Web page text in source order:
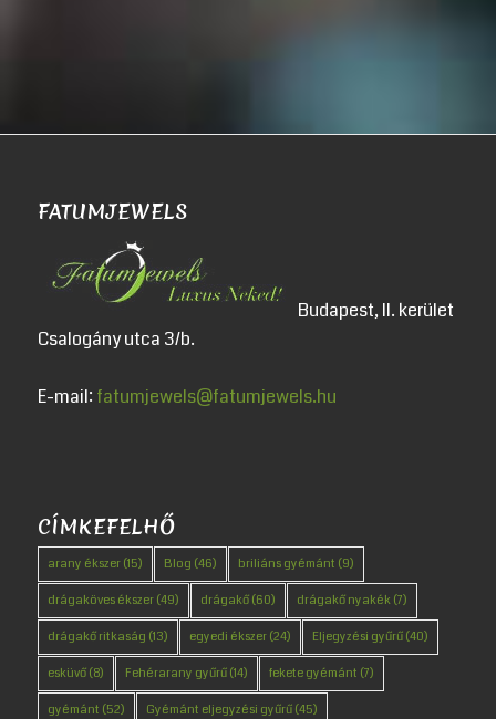
FATUMJEWELS
Budapest, II. kerület
Csalogány utca 3/b.
E-mail: fatumjewels@fatumjewels.hu
CÍMKEFELHŐ
arany ékszer(15) Blog (46) briliáns gyémánt (9)
drágaköves ékszer(49) drágakő(60) drágakő nyakék(7)
drágakő ritkaság (13) egyedi ékszer(24) Eljegyzési gyűrű(40)
esküvő(8) Fehérarany gyűrű(14) fekete gyémánt (7)
gyémánt (52) Gyémánt eljegyzési gyűrű(45)